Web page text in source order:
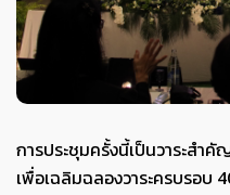
การประชุมครั้งนี้เป็นวาระสำ
เพื่อเฉลิมฉลองวาระครบรอบ